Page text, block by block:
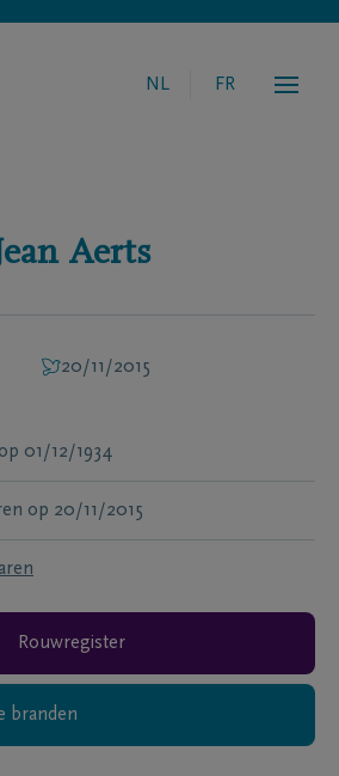
NL FR
Aerts
20/11/2015
op 01/12/1934
op 20/11/2015
Rouwregister
branden